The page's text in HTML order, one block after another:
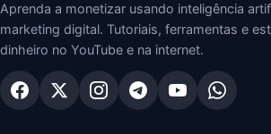
Aprenda a monetizar usando inteligência
marketing digital. Tutoriais, ferramentas e
dinheiro no YouTube e na internet.